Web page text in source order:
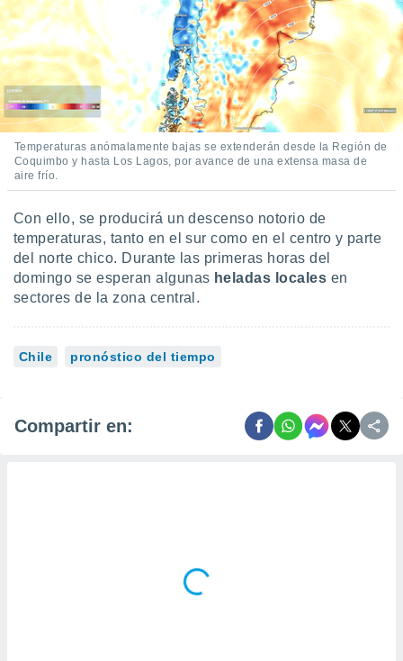
Temperaturas anómalamente bajas se extenderán desde la Región de
Coquimbo y hasta Los Lagos, por avance de una extensa masa de
aire frío.
Con ello, se producirá un descenso notorio de
temperaturas, tanto en el sur como en el centro y parte
del norte chico. Durante las primeras horas del
domingo se esperan algunas he ladas locales en
sectores de la zona central.
Chile pronóstico del tiempo
Compartir en: